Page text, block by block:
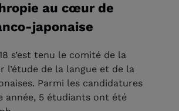
au cœur de
japonaise
s’est tenu le comité de la
l’étude de la langue et de la
Parmi les candidatures
année, 5 étudiants ont été